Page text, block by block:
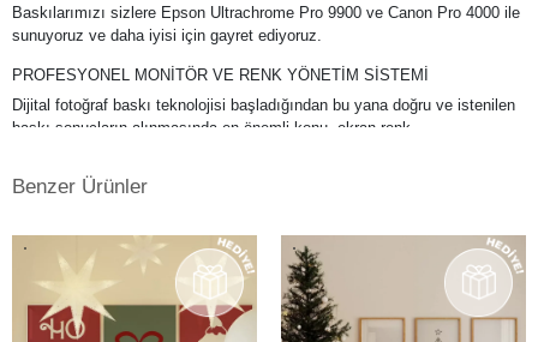
Baskılarımızı sizlere Epson Ultrachrome Pro 9900 ve Canon Pro 4000 ile
sunuyoruz ve daha iyisi için gayret ediyoruz.
PROFESYONEL MONİTÖR VE RENK YÖNETİM SİSTEMİ
Dijital fotoğraf baskı teknolojisi başladığından bu yana doğru ve istenilen
baskı sonuçların alınmasında en önemli konu, ekran renk
da profesyonel monitör kullanımını gerektirmektedir. Kullanmış
olduğumuz Eizo monitörlerde düzenli aralıklarla renk kalibrasyonu
çıkmaktadır. Ayrıca kullandığımız tüm kağıtlarımız için en hassas ve
eşsiz renk profillerini atölyemizde kendimiz yapmaktayız.
Benzer Ürünler